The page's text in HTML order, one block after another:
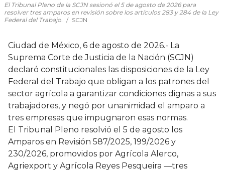
El Tribunal Pleno de la SCJN sesionó el 5 de agosto de 2026 para
resolver tres amparos en revisión sobre los artículos 283 y 284 de la Ley
Federal del Trabajo.
SCJN
Ciudad de México, 6 de agosto de 2026.- La
Suprema Corte de Justicia de la Nación (SCJN)
declaró constitucionales las disposiciones de la Ley
Federal del Trabajo que obligan a los patrones del
sector agrícola a garantizar condiciones dignas a sus
trabajadores, y negó por unanimidad el amparo a
tres empresas que impugnaron esas normas.
El Tribunal Pleno resolvió el 5 de agosto los
Amparos en Revisión 587/2025, 199/2026 y
230/2026, promovidos por Agrícola Alerco,
Agriexport y Agrícola Reyes Pesqueira —tres